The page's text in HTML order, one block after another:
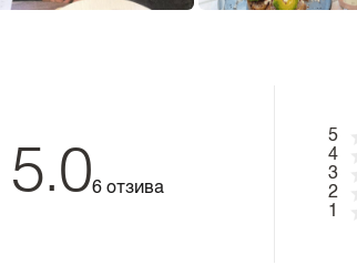
5.06 отзива
5
4
3
2
1